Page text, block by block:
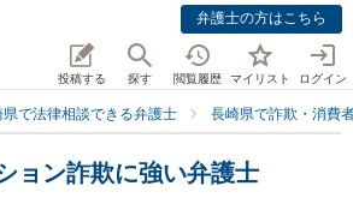
弁護士の方はこちら
投稿する 探す 閲覧履歴 マイリスト ログイン
県で法律相談できる弁護士 長崎県で詐欺・消費
ョン詐欺に強い弁護士